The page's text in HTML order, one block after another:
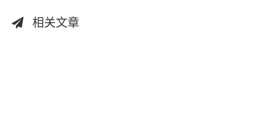
相关文章